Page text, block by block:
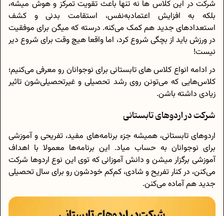
شرکت در این کلاس ها نه تنها باعث تقویت تمرکز و هوش میشه،
بلکه به افزایش اعتمادبه‌نفس، استقامت بدنی و کشف
استعدادهای جدید هم کمک می‌کنه. درسته که میگن برای موفقیت
در ورزش باید از بچگی شروع کرد، اما واقعا هیچ وقت برای شروع دیر
نیست!
در ادامه انواع کلاس های تابستانی برای نوجوانان رو معرفی می‌کنیم؛
کلاس‌هایی که می‌تونن روی رشد تحصیلی و غیرتحصیلی‌شون تاثیر
زیادی داشته باشن.
شرکت در اردوهای تابستانی
اردوهای تابستانی، همیشه جزء برنامه‌‌های مفید، تفریحی و آموزشی
برای نوجوانان به حساب میاد. این برنامه‌ها معمولا با اهداف
آموزشی برگزار میشن و دانش آموزانی که توی این نوع اردوها شرکت
می‌کنن، در کنار تفریح و شادی، کم‌کم خودشون رو برای سال تحصیلی
جدید هم آماده می‌کنن.